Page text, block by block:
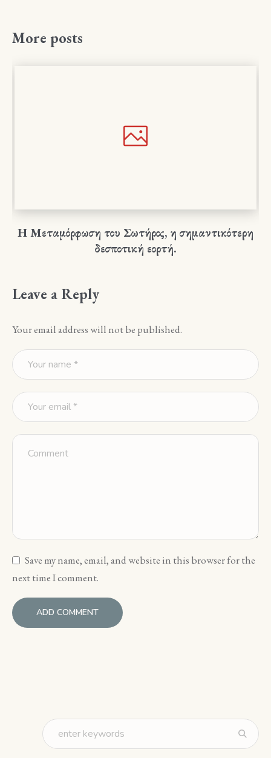
More posts
Η Μεταμόρφωση του Σωτήρος, η σημαντικότερη
δεσποτική εορτή.
Leave a Reply
Your email address will not be published.
Save my name, email, and website in this browser for the
next time I comment.